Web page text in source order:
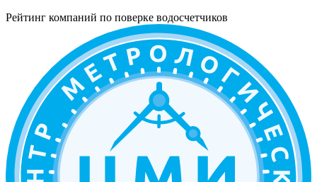
Рейтинг компаний по поверке водосчетчиков